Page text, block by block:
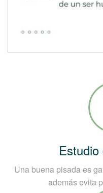
Una buena pisada es
además evita